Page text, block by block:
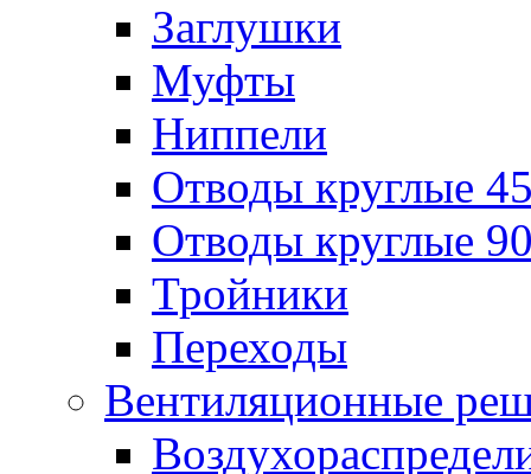
Заглушки
Муфты
Ниппели
Отводы круглые
Отводы круглые
Тройники
Переходы
Вентиляционные